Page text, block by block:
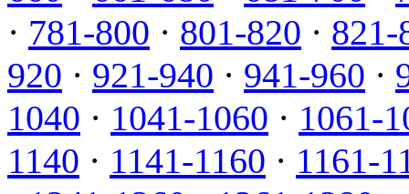
· 781-800 · 801-820 · 821-
920 · 921-940 · 941-960 ·
1040 · 1041-1060 · 1061-
1140 · 1141-1160 · 1161-